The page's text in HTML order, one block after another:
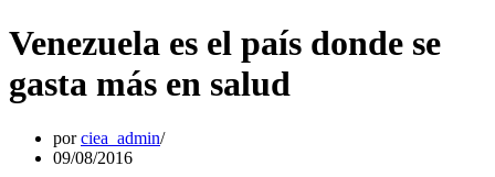
Venezuela es el país donde se
gasta más en salud
porciea_admin
09/08/2016